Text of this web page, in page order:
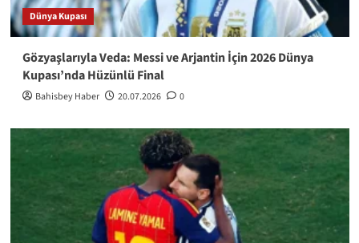
Dünya Kupası
Gözyaşlarıyla Veda: Messi ve Arjantin İçin 2026 Dünya
Kupası’nda Hüzünlü Final
Bahisbey Haber 20.07.2026 0